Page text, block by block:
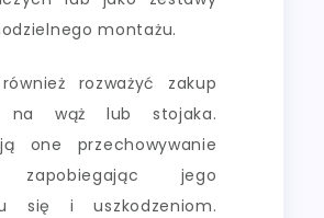
montażu.
rozważyć zakup
na wąż lub stojaka.
one przechowywanie
zapobiegając jego
się i uszkodzeniom.